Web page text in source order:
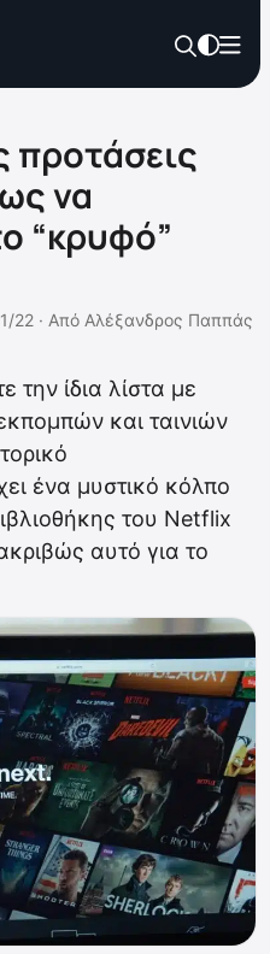
προτάσεις
να
“κρυφό”
22 · Από Αλέξανδρος Παππάς
την ίδια λίστα με
και ταινιών
ένα μυστικό κόλπο
του Netflix
αυτό για το